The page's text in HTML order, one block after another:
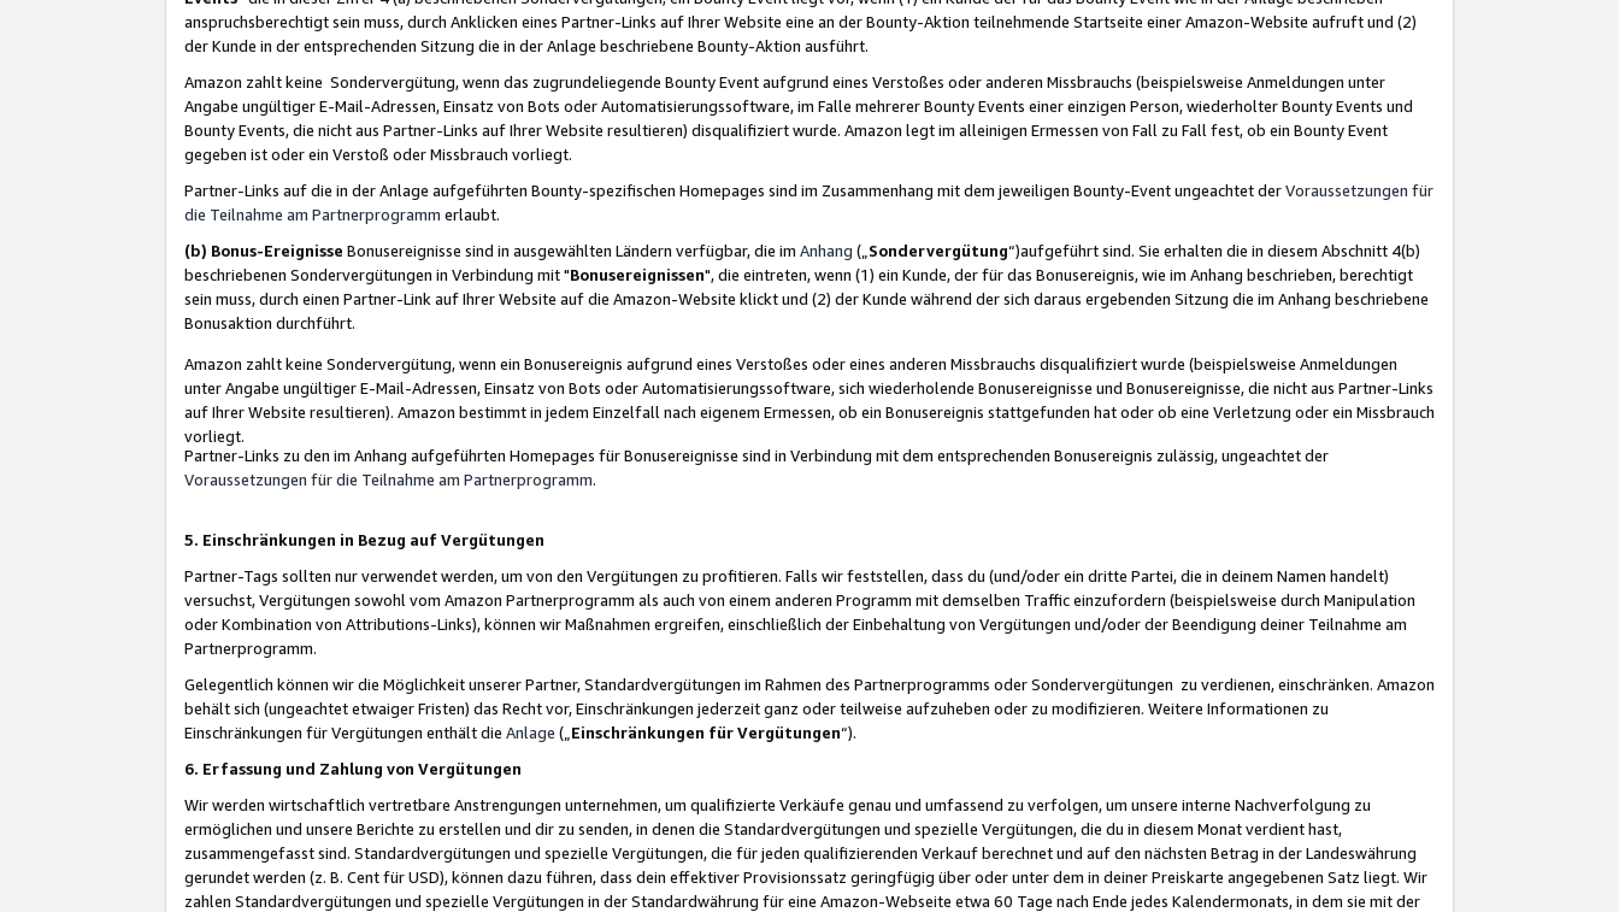
anspruchsberechtigt sein muss, durch Anklicken eines Partner-Links auf Ihrer Website eine an der Bounty-Aktion teilnehmende Startseite einer Amazon-Website aufruft und (2)
der Kunde in der entsprechenden Sitzung die in der Anlage beschriebene Bounty-Aktion ausführt.
Amazon zahlt keine Sondervergütung, wenn das zugrundeliegende Bounty Event aufgrund eines Verstoßes oder anderen Missbrauchs (beispielsweise Anmeldungen unter
Angabe ungültiger E-Mail-Adressen, Einsatz von Bots oder Automatisierungssoftware, im Falle mehrerer Bounty Events einer einzigen Person, wiederholter Bounty Events und
Bounty Events, die nicht aus Partner-Links auf Ihrer Website resultieren) disqualifiziert wurde. Amazon legt im alleinigen Ermessen von Fall zu Fall fest, ob ein Bounty Event
gegeben ist oder ein Verstoß oder Missbrauch vorliegt.
Partner-Links auf die in der Anlage aufgeführten Bounty-spezifischen Homepages sind im Zusammenhang mit dem jeweiligen Bounty-Event ungeachtet derVoraussetzungen für
die Teilnahme am Partnerprogramm erlaubt.
(b) Bonus-Ereignisse Bonusereignisse sind in ausgewählten Ländern verfügbar, die im Anhang („ Sondervergütung“)aufgeführt sind. Sie erhalten die in diesem Abschnitt 4(b)
beschriebenen Sondervergütungen in Verbindung mit "Bonusereignissen", die eintreten, wenn (1) ein Kunde, der für das Bonusereignis, wie im Anhang beschrieben, berechtigt
sein muss, durch einen Partner-Link auf Ihrer Website auf die Amazon-Website klickt und (2) der Kunde während der sich daraus ergebenden Sitzung die im Anhang beschriebene
Bonusaktion durchführt.
Amazon zahlt keine Sondervergütung, wenn ein Bonusereignis aufgrund eines Verstoßes oder eines anderen Missbrauchs disqualifiziert wurde (beispielsweise Anmeldungen
unter Angabe ungültiger E-Mail-Adressen, Einsatz von Bots oder Automatisierungssoftware, sich wiederholende Bonusereignisse und Bonusereignisse, die nicht aus Partner-Links
auf Ihrer Website resultieren). Amazon bestimmt in jedem Einzelfall nach eigenem Ermessen, ob ein Bonusereignis stattgefunden hat oder ob eine Verletzung oder ein Missbrauch
vorliegt.
Partner-Links zu den im Anhang aufgeführten Homepages für Bonusereignisse sind in Verbindung mit dem entsprechenden Bonusereignis zulässig, ungeachtet der
Voraussetzungen für die Teilnahme am Partnerprogramm.
5. Einschränkungen in Bezug auf Vergütungen
Partner-Tags sollten nur verwendet werden, um von den Vergütungen zu profitieren. Falls wir feststellen, dass du (und/oder ein dritte Partei, die in deinem Namen handelt)
versuchst, Vergütungen sowohl vom Amazon Partnerprogramm als auch von einem anderen Programm mit demselben Traffic einzufordern (beispielsweise durch Manipulation
oder Kombination von Attributions-Links), können wir Maßnahmen ergreifen, einschließlich der Einbehaltung von Vergütungen und/oder der Beendigung deiner Teilnahme am
Partnerprogramm.
Gelegentlich können wir die Möglichkeit unserer Partner, Standardvergütungen im Rahmen des Partnerprogramms oder Sondervergütungen zu verdienen, einschränken. Amazon
behält sich (ungeachtet etwaiger Fristen) das Recht vor, Einschränkungen jederzeit ganz oder teilweise aufzuheben oder zu modifizieren. Weitere Informationen zu
Einschränkungen für Vergütungen enthält die Anlage („ Einschränkungen für Vergütungen“).
6. Erfassung und Zahlung von Vergütungen
Wir werden wirtschaftlich vertretbare Anstrengungen unternehmen, um qualifizierte Verkäufe genau und umfassend zu verfolgen, um unsere interne Nachverfolgung zu
ermöglichen und unsere Berichte zu erstellen und dir zu senden, in denen die Standardvergütungen und spezielle Vergütungen, die du in diesem Monat verdient hast,
zusammengefasst sind. Standardvergütungen und spezielle Vergütungen, die für jeden qualifizierenden Verkauf berechnet und auf den nächsten Betrag in der Landeswährung
gerundet werden (z. B. Cent für USD), können dazu führen, dass dein effektiver Provisionssatz geringfügig über oder unter dem in deiner Preiskarte angegebenen Satz liegt. Wir
zahlen Standardvergütungen und spezielle Vergütungen in der Standardwährung für eine Amazon-Webseite etwa 60 Tage nach Ende jedes Kalendermonats, in dem sie mit der